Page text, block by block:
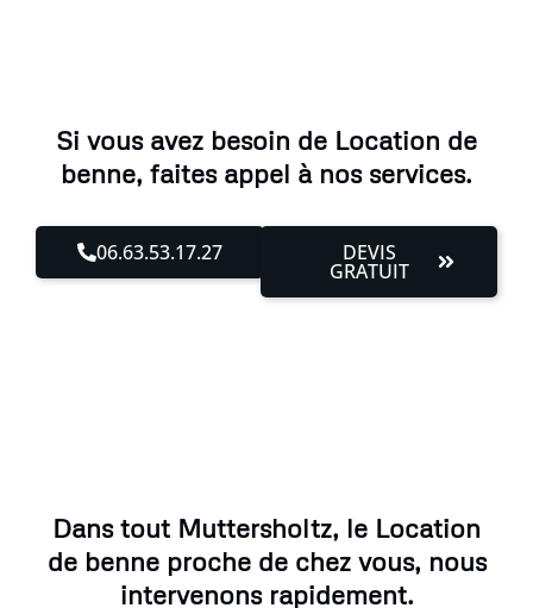
Si vous avez besoin de Location de
benne, faites appel à nos services.
06.63.53.17.27 DEVIS
GRATUIT
Dans tout Muttersholtz, le Location
de benne proche de chez vous, nous
intervenons rapidement.